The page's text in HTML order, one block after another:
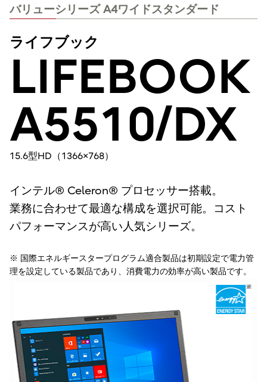
バリューシリーズ A4ワイドスタンダード
ライフブック
LIFEBOOK
A5510/DX
15.6型HD（1366×768）
インテル® Celeron® プロセッサー搭載。
業務に合わせて最適な構成を選択可能。コスト
パフォーマンスが高い人気シリーズ。
※ 国際エネルギースタープログラム適合製品は初期設定で電力管
理を設定している製品であり、消費電力の効率が高い製品です。